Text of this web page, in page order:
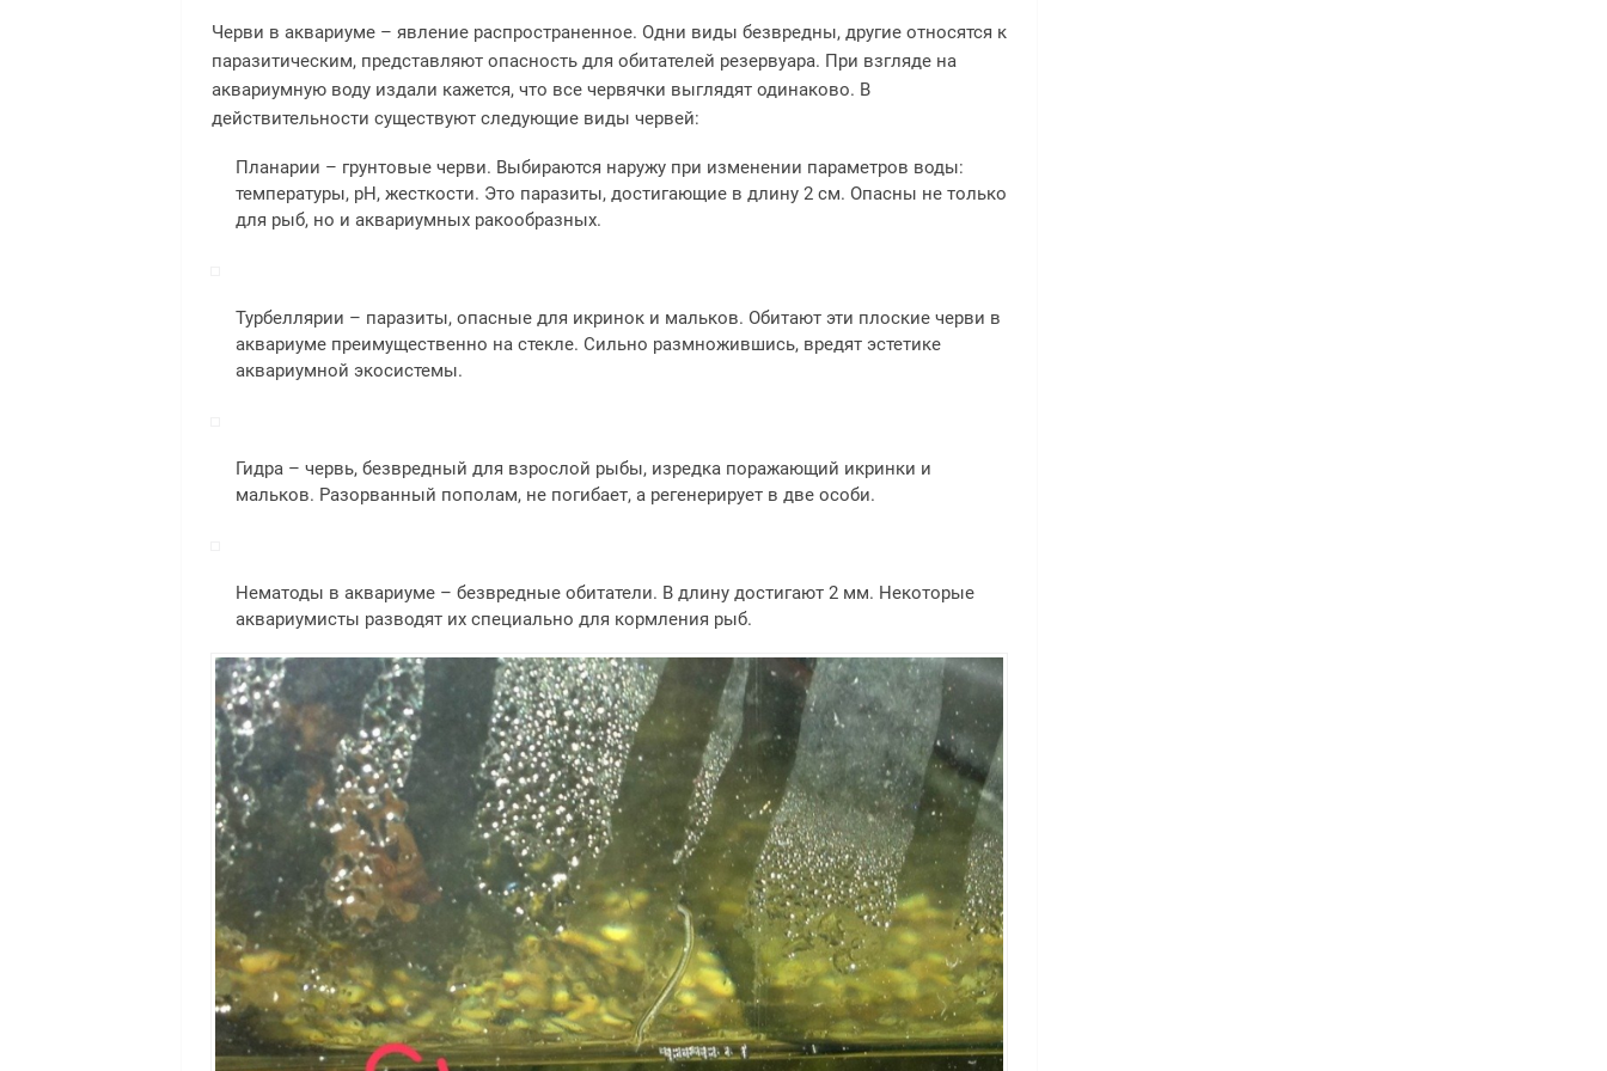
Черви в аквариуме – явление распространенное. Одни виды безвредны, другие относятся к
паразитическим, представляют опасность для обитателей резервуара. При взгляде на
аквариумную воду издали кажется, что все червячки выглядят одинаково. В
действительности существуют следующие виды червей:
Планарии – грунтовые черви. Выбираются наружу при изменении параметров воды:
температуры, pH, жесткости. Это паразиты, достигающие в длину 2 см. Опасны не только
для рыб, но и аквариумных ракообразных.
Турбеллярии – паразиты, опасные для икринок и мальков. Обитают эти плоские черви в
аквариуме преимущественно на стекле. Сильно размножившись, вредят эстетике
аквариумной экосистемы.
Гидра – червь, безвредный для взрослой рыбы, изредка поражающий икринки и
мальков. Разорванный пополам, не погибает, а регенерирует в две особи.
Нематоды в аквариуме – безвредные обитатели. В длину достигают 2 мм. Некоторые
аквариумисты разводят их специально для кормления рыб.